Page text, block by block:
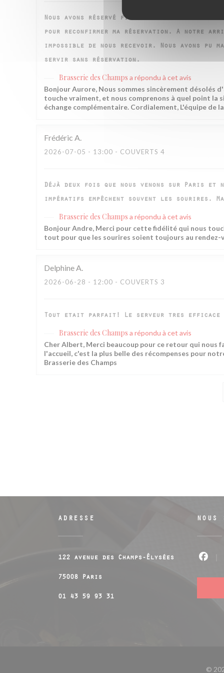
Nous avons réservé fin juin pour le jeudi 9
pour reconfirmer ma réservation. A notre
impossible de nous recevoir. Nous avons pu
servir sans réservation.
Brasserie des Champs a répondu à cet avis
Bonjour Aurore, Nous sommes sincèrement désolés
touche vraiment, et nous comprenons à quel point
échange complémentaire. Cordialement, L'équipe de
Frédéric A
2026-07-05 - 13:00 - COUVERTS 4
Déjà deux fois que nous venons sur Paris et
impératifs empêchent souvent les sourires.
Brasserie des Champs a répondu à cet avis
Bonjour Andre, Merci pour cette fidélité qui nous
tout pour que les sourires soient toujours au rendez-
DelphineA
2026-06-28 - 12:00 - COUVERTS 3
Tout etait parfait! Le serveur tres efficace
Brasserie des Champs a répondu à cet avis
Cher Albert, Merci beaucoup pour ce retour qui
l'accueil, c'est la plus belle des récompenses pour
Brasserie des Champs
ADRESSE
122 avenue des Champs-Élysées
75008 Paris((ouvre une nouvelle fenêtre))
01 43 59 93 31
NOUS
©